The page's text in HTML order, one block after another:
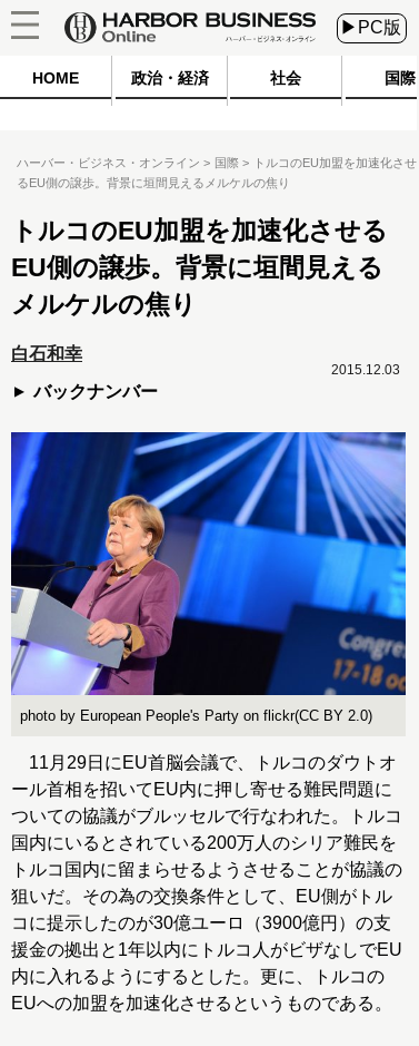
▶PC版
HOME 政治・経済 社会 国際
ハーバー・ビジネス・オンライン 国際
トルコのEU加盟を加速化させ
るEU側の譲歩。背景に垣間見えるメルケルの焦り
トルコのEU加盟を加速化させる
EU側の譲歩。背景に垣間見える
メルケルの焦り
白石和幸
バックナンバー
2015.12.03
photo by European People's Party on flickr(CC BY 2.0)
11月29日にEU首脳会議で、トルコのダウトオ
ール首相を招いてEU内に押し寄せる難民問題に
ついての協議がブルッセルで行なわれた。トルコ
国内にいるとされている200万人のシリア難民を
トルコ国内に留まらせるようさせることが協議の
狙いだ。その為の交換条件として、EU側がトル
コに提示したのが30億ユーロ（3900億円）の支
援金の拠出と1年以内にトルコ人がビザなしでEU
内に入れるようにするとした。更に、トルコの
EUへの加盟を加速化させるというものである。